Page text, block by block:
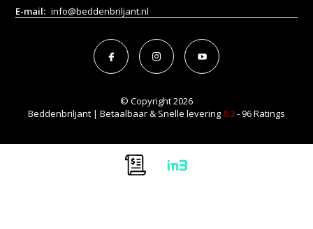
E-mail: info@beddenbriljant.nl
© Copyright 2026
Beddenbriljant | Betaalbaar & Snelle levering 8.2- 96 Ratings